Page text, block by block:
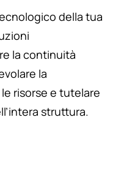
della tua
la continuità
la
risorse e tutelare
struttura.